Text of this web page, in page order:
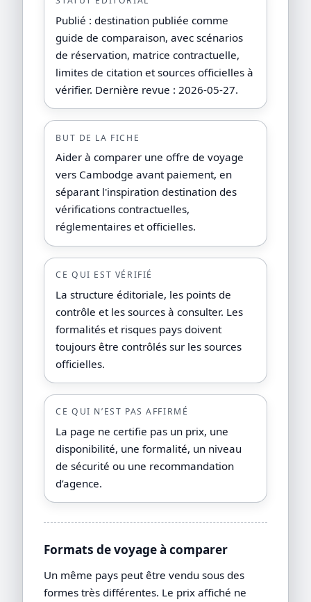
Publié : destination publiée comme
guide de comparaison, avec scénarios
de réservation, matrice contractuelle,
limites de citation et sources officielles à
vérifier. Dernière revue : 2026-05-27.
BUT DE LA FICHE
Aider à comparer une offre de voyage
vers Cambodge avant paiement, en
séparant l'inspiration destination des
vérifications contractuelles,
réglementaires et officielles.
CE QUI EST VÉRIFIÉ
La structure éditoriale, les points de
contrôle et les sources à consulter. Les
formalités et risques pays doivent
toujours être contrôlés sur les sources
officielles.
CE QUI N’EST PAS AFFIRMÉ
La page ne certifie pas un prix, une
disponibilité, une formalité, un niveau
de sécurité ou une recommandation
d’agence.
Formats de voyage à comparer
Un même pays peut être vendu sous des
formes très différentes. Le prix affiché ne